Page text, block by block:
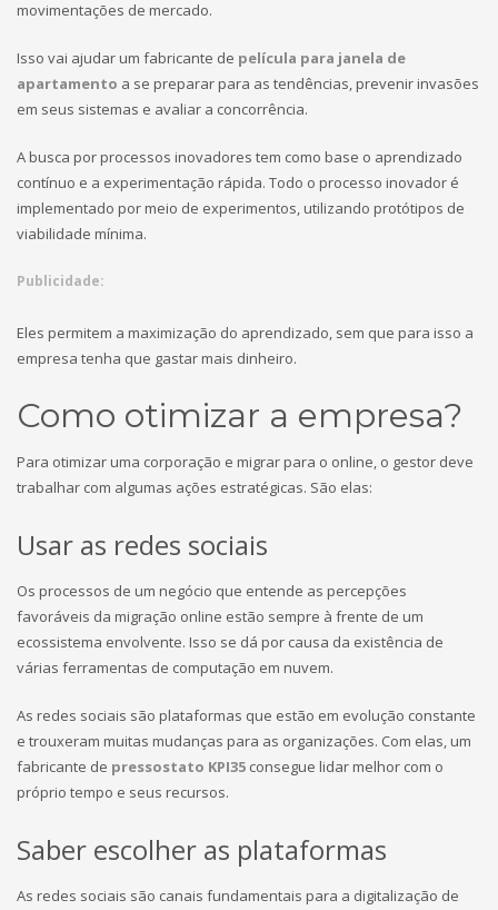
movimentações de mercado.
Isso vai ajudar um fabricante de película para janela de
apartamento a se preparar para as tendências, prevenir invasões
em seus sistemas e avaliar a concorrência.
A busca por processos inovadores tem como base o aprendizado
contínuo e a experimentação rápida. Todo o processo inovador é
implementado por meio de experimentos, utilizando protótipos de
viabilidade mínima.
Publicidade:
Eles permitem a maximização do aprendizado, sem que para isso a
empresa tenha que gastar mais dinheiro.
Como otimizar a empresa?
Para otimizar uma corporação e migrar para o online, o gestor deve
trabalhar com algumas ações estratégicas. São elas:
Usar as redes sociais
Os processos de um negócio que entende as percepções
favoráveis da migração online estão sempre à frente de um
ecossistema envolvente. Isso se dá por causa da existência de
várias ferramentas de computação em nuvem.
As redes sociais são plataformas que estão em evolução constante
e trouxeram muitas mudanças para as organizações. Com elas, um
fabricante de pressostato KPI35 consegue lidar melhor com o
próprio tempo e seus recursos.
Saber escolher as plataformas
As redes sociais são canais fundamentais para a digitalização de